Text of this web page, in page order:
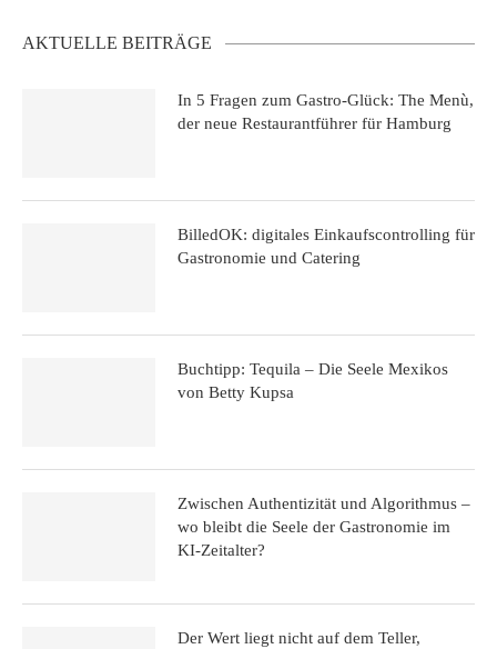
AKTUELLE BEITRÄGE
In 5 Fragen zum Gastro-Glück: The Menù,
der neue Restaurantführer für Hamburg
BilledOK: digitales Einkaufscontrolling für
Gastronomie und Catering
Buchtipp: Tequila – Die Seele Mexikos
von Betty Kupsa
Zwischen Authentizität und Algorithmus –
wo bleibt die Seele der Gastronomie im
KI-Zeitalter?
Der Wert liegt nicht auf dem Teller,